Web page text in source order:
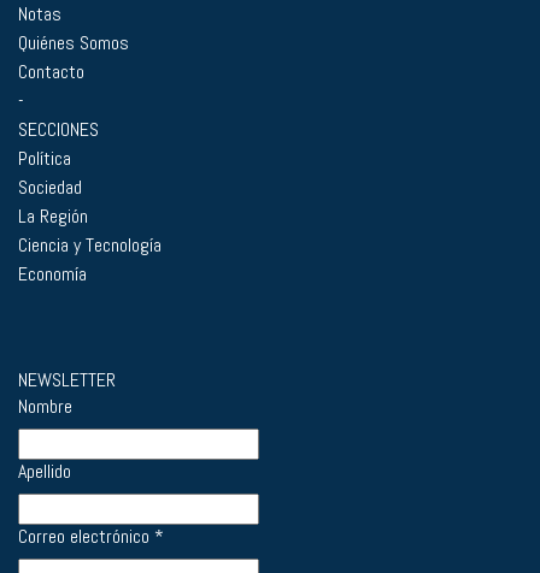
Notas
Quiénes Somos
Contacto
-
SECCIONES
Política
Sociedad
La Región
Ciencia y Tecnología
Economía
NEWSLETTER
Nombre
Apellido
Correo electrónico *